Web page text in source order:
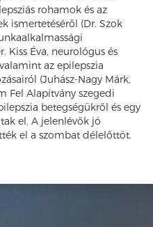
rohamok és az
ismertetéséről (Dr. Szok
Kiss Éva, neurológus és
az epilepszia
(Juhász-Nagy Márk,
Fel Alapítvány szegedi
betegségükről és egy
el. A jelenlévők jó
el a szombat délelőttöt.